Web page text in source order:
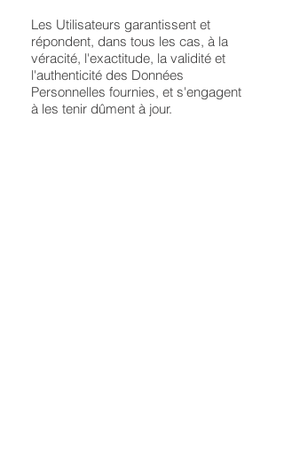
Les Utilisateurs garantissent et
répondent, dans tous les cas, à la
véracité, l'exactitude, la validité et
l'authenticité des Données
Personnelles fournies, et s'engagent
à les tenir dûment à jour.